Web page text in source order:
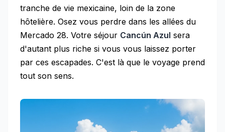
tranche de vie mexicaine, loin de la zone
hôtelière. Osez vous perdre dans les allées du
Mercado 28. Votre séjour Cancún Azul sera
d'autant plus riche si vous vous laissez porter
par ces escapades. C'est là que le voyage prend
tout son sens.